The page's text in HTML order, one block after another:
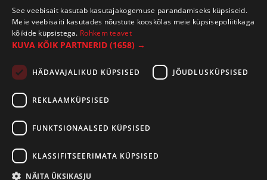
See veebisait kasutab kasutajakogemuse parandamiseks küpsiseid.
Meie veebisaiti kasutades nõustute kooskõlas meie küpsisepoliitikaga
kõikide küpsistega. Rohkem teavet
KUVA KÕIK PARTNERID (1658) →
HÄDAVAJALIKUD KÜPSISED JÕUDLUSKÜPSISED
REKLAAMKÜPSISED
FUNKTSIONAALSED KÜPSISED
KLASSIFITSEERIMATA KÜPSISED
NÄITA ÜKSIKASJU